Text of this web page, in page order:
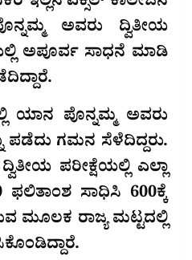
ಅವರು ದ್ವಿತೀಯ
ಅಪೂರ್ವ ಸಾಧನೆ ಮಾಡಿ
ಯಾನ ಪೊನ್ನಮ್ಮ ಅವರು
ಪಡೆದು ಗಮನ ಸೆಳೆದಿದ್ದರು.
ಪರೀಕ್ಷೆಯಲ್ಲಿ ಎಲ್ಲಾ
ಸಾಧಿಸಿ 600ಕ್ಕೆ
ಮೂಲಕ ರಾಜ್ಯ ಮಟ್ಟದಲ್ಲಿ